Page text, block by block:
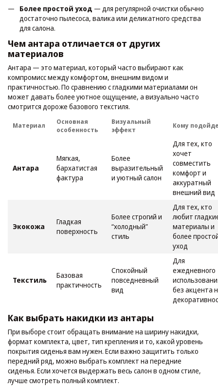
Более простой уход — для регулярной очистки обычно
достаточно пылесоса, валика или деликатного средства
для салона.
Чем антара отличается от других
материалов
Антара — это материал, который часто выбирают как
компромисс между комфортом, внешним видом и
практичностью. По сравнению с гладкими материалами он
может давать более уютное ощущение, а визуально часто
смотрится дороже базового текстиля.
Материал
Основная
особенность
Визуальный
эффект
Кому
Антара
Мягкая,
бархатистая
фактура
Более
выразительный
и уютный салон
Для тех, кто
хочет
совместить
комфорт и
аккуратный
внешний вид
Экокожа
Гладкая
поверхность
Более строгий и
“холодный”
стиль
Для тех, кто
любит
материалы и
более
уход
Текстиль
Базовая
практичность
Спокойный
повседневный
вид
Для
ежедневного
без акцента
Как выбрать накидки из антары
При выборе стоит обращать внимание на ширину накидки,
формат комплекта, цвет, тип крепления и то, какой уровень
покрытия сиденья вам нужен. Если важно защитить только
передний ряд, можно выбрать комплект на передние
сиденья. Если хочется выдержать весь салон в одном стиле,
лучше смотреть полный комплект.